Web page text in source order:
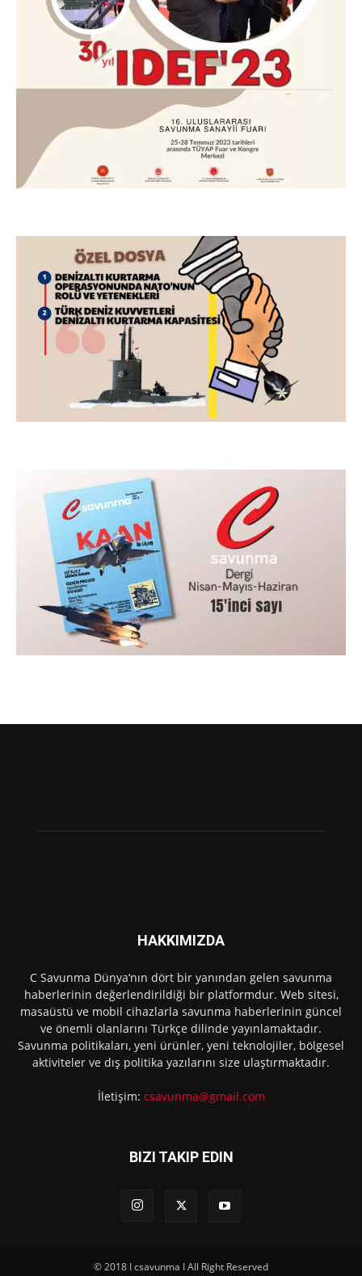
HAKKIMIZDA
C Savunma Dünya’nın dört bir yanından gelen savunma
haberlerinin değerlendirildiği bir platformdur. Web sitesi,
masaüstü ve mobil cihazlarla savunma haberlerinin güncel
ve önemli olanlarını Türkçe dilinde yayınlamaktadır.
Savunma politikaları, yeni ürünler, yeni teknolojiler, bölgesel
aktiviteler ve dış politika yazılarını size ulaştırmaktadır.
İletişim: csavunma@gmail.com
BIZI TAKIP EDIN
© 2018 I csavunma I All Right Reserved